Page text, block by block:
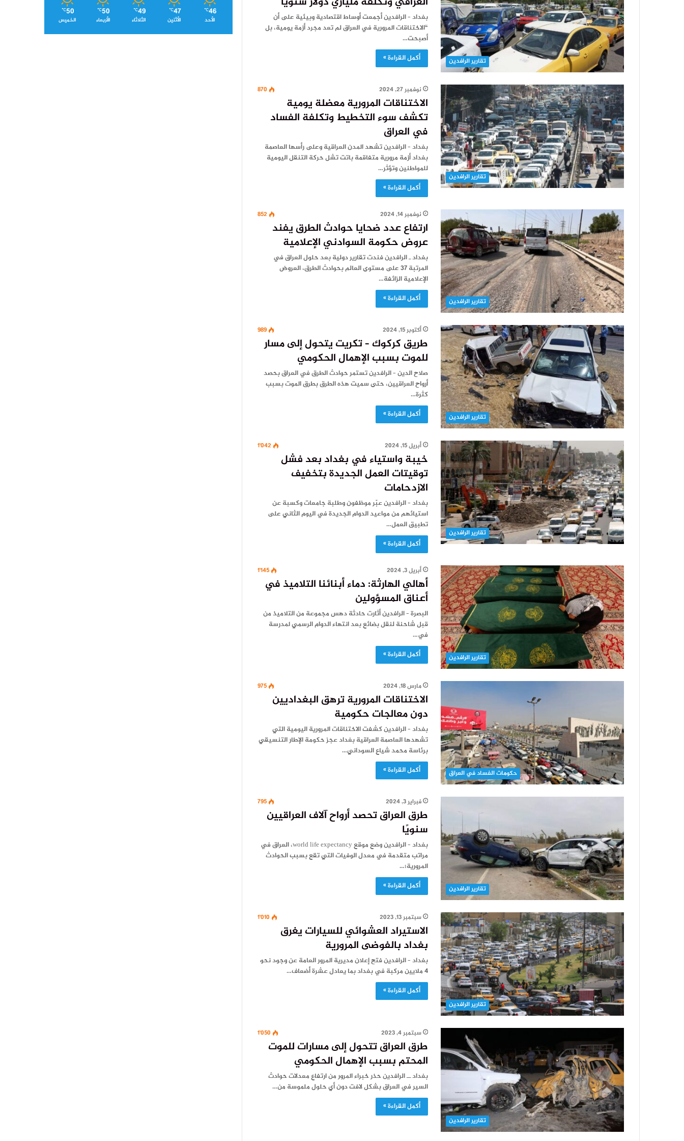
تقارير الرافدين
بغداد – الرافدين أجمعت أوساط اقتصادية وبيئية على أن
“الاختناقات المرورية في العراق لم تعد مجرد أزمة يومية، بل
أصبحت…
أكمل القراءة »
تقارير الرافدين
نوفمبر 27, 2024 870
الاختناقات المرورية معضلة يومية
تكشف سوء التخطيط وتكلفة الفساد
في العراق
بغداد – الرافدين تشهد المدن العراقية وعلى رأسها العاصمة
بغداد أزمة مرورية متفاقمة باتت تشل حركة التنقل اليومية
للمواطنين وتؤثر…
أكمل القراءة »
تقارير الرافدين
نوفمبر 14, 2024 852
ارتفاع عدد ضحايا حوادث الطرق يفند
عروض حكومة السوادني الإعلامية
بغداد ـ الرافدين فندت تقارير دولية بعد حلول العراق في
المرتبة 37 على مستوى العالم بحوادث الطرق، العروض
الإعلامية الزائفة…
أكمل القراءة »
تقارير الرافدين
أكتوبر 15, 2024 989
طريق كركوك – تكريت يتحول إلى مسار
للموت بسبب الإهمال الحكومي
صلاح الدين – الرافدين تستمر حوادث الطرق في العراق بحصد
أرواح العراقيين، حتى سميت هذه الطرق بطرق الموت بسبب
كثرة…
أكمل القراءة »
تقارير الرافدين
أبريل 15, 2024 1٬042
خيبة واستياء في بغداد بعد فشل
توقيتات العمل الجديدة بتخفيف
الازدحامات
بغداد – الرافدين عبّر موظفون وطلبة جامعات وكسبة عن
استيائهم من مواعيد الدوام الجديدة في اليوم الثاني على
تطبيق العمل…
أكمل القراءة »
تقارير الرافدين
أبريل 3, 2024 1٬145
أهالي الهارثة: دماء أبنائنا التلاميذ في
أعناق المسؤولين
البصرة – الرافدين أثارت حادثة دهس مجموعة من التلاميذ من
قبل شاحنة لنقل بضائع بعد انتهاء الدوام الرسمي لمدرسة
في…
أكمل القراءة »
حكومات الفساد في العراق
مارس 18, 2024 975
الاختناقات المرورية ترهق البغداديين
دون معالجات حكومية
بغداد – الرافدين كشفت الاختناقات المرورية اليومية التي
تشهدها العاصمة العراقية بغداد عجز حكومة الإطار التنسيقي
برئاسة محمد شياع السوداني…
أكمل القراءة »
تقارير الرافدين
فبراير 3, 2024 795
طرق العراق تحصد أرواح آلاف العراقيين
سنويًا
بغداد – الرافدين وضع موقع world life expectancy، العراق في
مراتب متقدمة في معدل الوفيات التي تقع بسبب الحوادث
المرورية؛…
أكمل القراءة »
تقارير الرافدين
سبتمبر 13, 2023 1٬010
الاستيراد العشوائي للسيارات يغرق
بغداد بالفوضى المرورية
بغداد – الرافدين فتح إعلان مديرية المرور العامة عن وجود نحو
4 ملايين مركبة في بغداد بما يعادل عشرة أضعاف…
أكمل القراءة »
تقارير الرافدين
سبتمبر 4, 2023 1٬050
طرق العراق تتحول إلى مسارات للموت
المحتم بسبب الإهمال الحكومي
بغداد ــ الرافدين حذر خبراء المرور من ارتفاع معدلات حوادث
السير في العراق بشكل لافت دون أي حلول ملموسة من…
أكمل القراءة »
46
℃
الأحد
47
℃
الأثنين
49
℃
الثلاثاء
50
℃
الأربعاء
50
℃
الخميس